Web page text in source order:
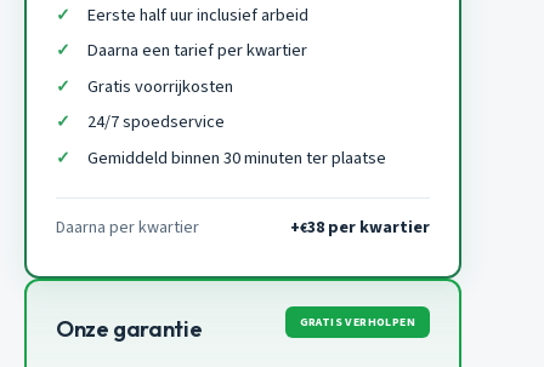
Eerste half uur inclusief arbeid
Daarna een tarief per kwartier
Gratis voorrijkosten
24/7 spoedservice
Gemiddeld binnen 30 minuten ter plaatse
Daarna per kwartier +€38 per kwartier
Onze garantie GRATIS VERHOLPEN